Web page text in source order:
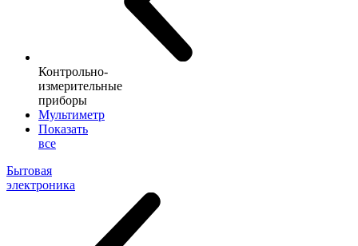
Контрольно-
измерительные
приборы
Мультиметр
Показать
все
Бытовая
электроника